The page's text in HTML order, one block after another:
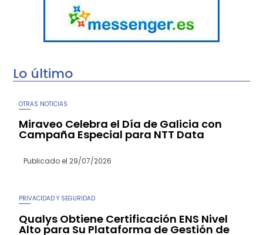
Lo último
OTRAS NOTICIAS
Miraveo Celebra el Día de Galicia con
Campaña Especial para NTT Data
Publicado el 29/07/2026
PRIVACIDAD Y SEGURIDAD
Qualys Obtiene Certificación ENS Nivel
Alto para Su Plataforma de Gestión de